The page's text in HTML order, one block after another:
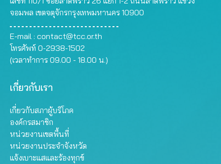
จอมพล เขตจตุจักรกรุงเทพมหานคร 10900
E-mail : contact@tcc.or.th
โทรศัพท์ 0-2938-1502
(เวลาทำการ 09.00 - 18.00 น.)
เกี่ยวกับเรา
เกี่ยวกับสภาผู้บริโภค
องค์กรสมาชิก
หน่วยงานเขตพื้นที่
หน่วยงานประจำจังหวัด
แจ้งเบาะแสและร้องทุกข์